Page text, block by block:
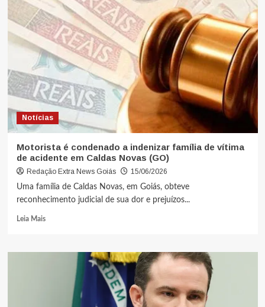
Notícias
Motorista é condenado a indenizar família de vítima
de acidente em Caldas Novas (GO)
Redação Extra News Goiás
15/06/2026
Uma família de Caldas Novas, em Goiás, obteve
reconhecimento judicial de sua dor e prejuízos...
Leia Mais